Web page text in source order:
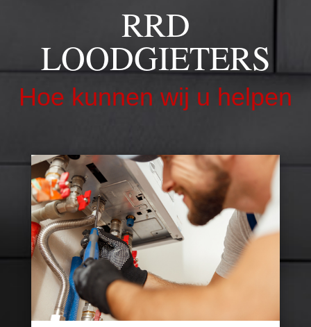
RRD
LOODGIETERS
Hoe kunnen wij u helpen